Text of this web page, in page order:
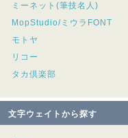
ミーネット(筆技名人)
MopStudio/ミウラFONT
モトヤ
リコー
タカ倶楽部
文字ウェイトから探す